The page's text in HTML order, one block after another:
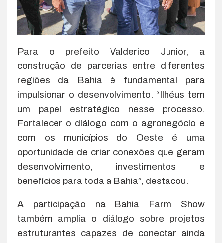
Para o prefeito Valderico Junior, a
construção de parcerias entre diferentes
regiões da Bahia é fundamental para
impulsionar o desenvolvimento. “Ilhéus tem
um papel estratégico nesse processo.
Fortalecer o diálogo com o agronegócio e
com os municípios do Oeste é uma
oportunidade de criar conexões que geram
desenvolvimento, investimentos e
benefícios para toda a Bahia”, destacou.
A participação na Bahia Farm Show
também amplia o diálogo sobre projetos
estruturantes capazes de conectar ainda